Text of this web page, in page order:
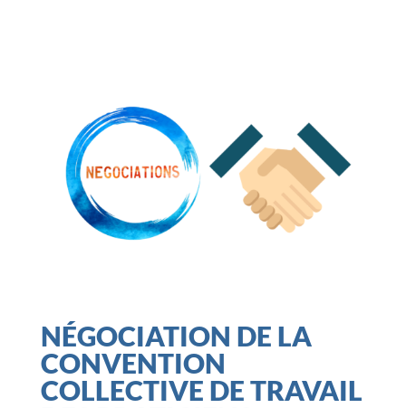
NÉGOCIATION DE LA
CONVENTION
COLLECTIVE DE TRAVAIL